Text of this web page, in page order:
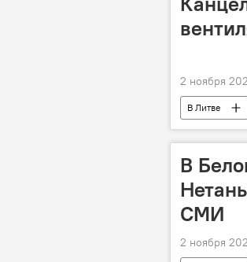
2 ноября
В Литве
Сейм Литвы
В
СМИ
2 ноября